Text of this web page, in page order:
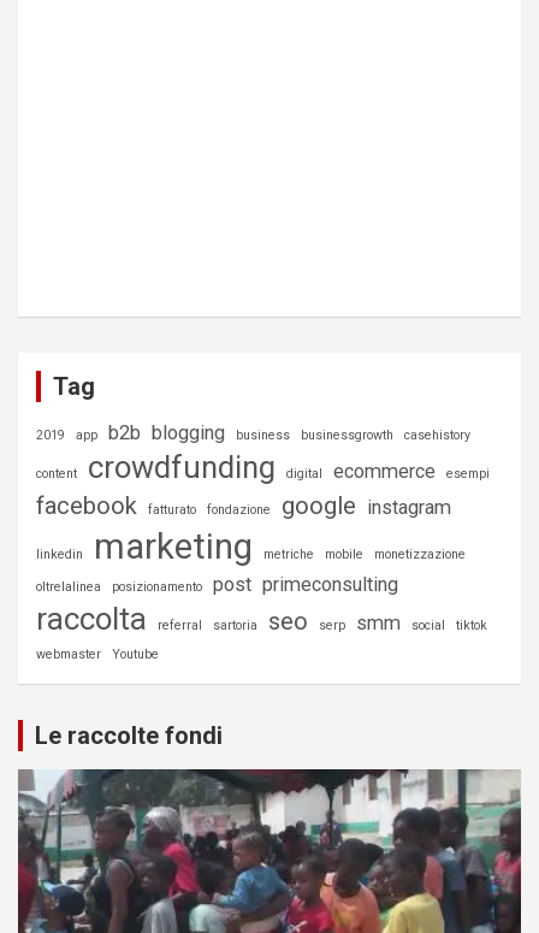
Tag
2019 app b2b blogging business businessgrowth casehistory
content crowdfunding digital ecommerce esempi
facebook fatturato fondazione google instagram
linkedin marketing metriche mobile monetizzazione
oltrelalinea posizionamento post primeconsulting
raccolta referral sartoria seo serp smm social
tiktok
webmaster
Youtube
Le raccolte fondi